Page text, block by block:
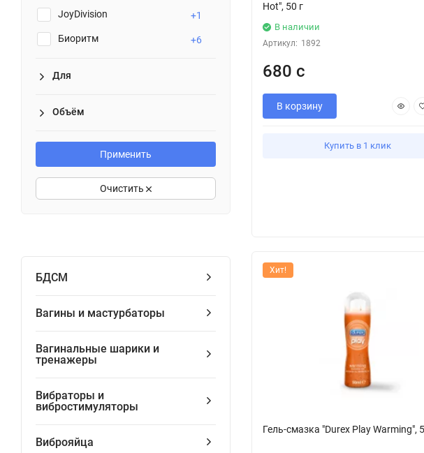
JoyDivision
+1
Биоритм
+6
Для
Объём
Применить
Очистить
БДСМ
Вагины и мастурбаторы
Вагинальные шарики и
тренажеры
Вибраторы и
вибростимуляторы
Виброяйца
Hot", 50 г
В наличии
Артикул: 1892
680 с
В корзину
Купить в 1 клик
Хит!
Гель-смазка "Durex Play Warming",